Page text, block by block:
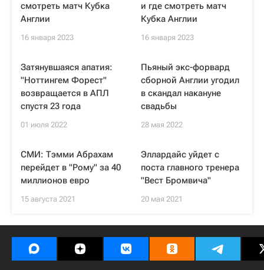
смотреть матч Кубка
Англии
16 января 2023
и где смотреть матч
Кубка Англии
16 января 2023
Затянувшаяся апатия:
"Ноттингем Форест"
возвращается в АПЛ
спустя 23 года
01 июля 2022
Пьяный экс-форвард
сборной Англии угодил
в скандал накануне
свадьбы
28 мая 2022
СМИ: Тэмми Абрахам
перейдет в "Рому" за 40
миллионов евро
15 августа 2021
Эллардайс уйдет с
поста главного тренера
"Вест Бромвича"
20 мая 2021